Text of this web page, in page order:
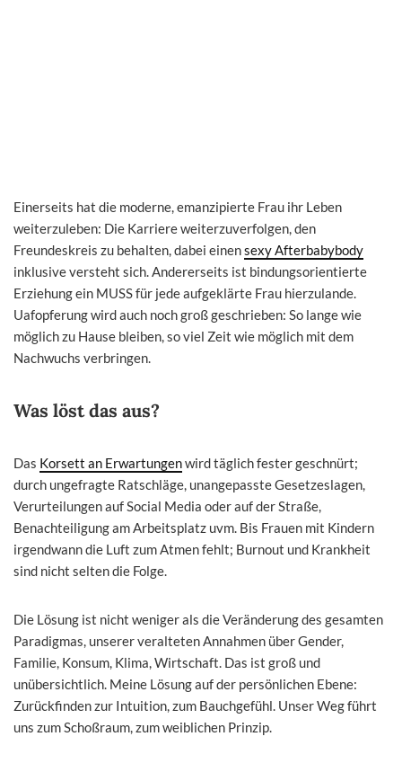
Einerseits hat die moderne, emanzipierte Frau ihr Leben
weiterzuleben: Die Karriere weiterzuverfolgen, den
Freundeskreis zu behalten, dabei einensexy Afterbabybody
inklusive versteht sich. Andererseits ist bindungsorientierte
Erziehung ein MUSS für jede aufgeklärte Frau hierzulande.
Uafopferung wird auch noch groß geschrieben: So lange wie
möglich zu Hause bleiben, so viel Zeit wie möglich mit dem
Nachwuchs verbringen.
Was löst das aus?
Das Korsett an Erwartungenwird täglich fester geschnürt;
durch ungefragte Ratschläge, unangepasste Gesetzeslagen,
Verurteilungen auf Social Media oder auf der Straße,
Benachteiligung am Arbeitsplatz uvm. Bis Frauen mit Kindern
irgendwann die Luft zum Atmen fehlt; Burnout und Krankheit
sind nicht selten die Folge.
Die Lösung ist nicht weniger als die Veränderung des gesamten
Paradigmas, unserer veralteten Annahmen über Gender,
Familie, Konsum, Klima, Wirtschaft. Das ist groß und
unübersichtlich. Meine Lösung auf der persönlichen Ebene:
Zurückfinden zur Intuition, zum Bauchgefühl. Unser Weg führt
uns zum Schoßraum, zum weiblichen Prinzip.